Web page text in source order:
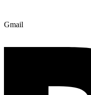
Gmail